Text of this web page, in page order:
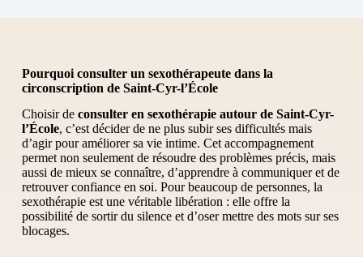
Pourquoi consulter un sexothérapeute dans la
circonscription de Saint-Cyr-l’École
Choisir de consulter en sexothérapie autour de Saint-Cyr-
l’École, c’est décider de ne plus subir ses difficultés mais
d’agir pour améliorer sa vie intime. Cet accompagnement
permet non seulement de résoudre des problèmes précis, mais
aussi de mieux se connaître, d’apprendre à communiquer et de
retrouver confiance en soi. Pour beaucoup de personnes, la
sexothérapie est une véritable libération : elle offre la
possibilité de sortir du silence et d’oser mettre des mots sur ses
blocages.